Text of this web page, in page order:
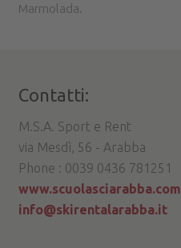
Marmolada.
Contatti:
M.S.A. Sport e Rent
via Mesdì, 56 - Arabba
Phone : 0039 0436 781251
www.scuolasciarabba.com
info@skirentalarabba.it